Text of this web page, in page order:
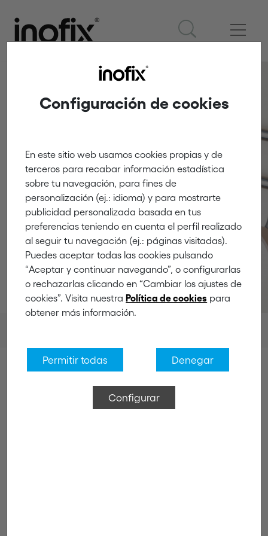
Configuración de cookies
En este sitio web usamos cookies propias y de
terceros para recabar información estadística
sobre tu navegación, para fines de
personalización (ej.: idioma) y para mostrarte
publicidad personalizada basada en tus
preferencias teniendo en cuenta el perfil realizado
al seguir tu navegación (ej.: páginas visitadas).
Puedes aceptar todas las cookies pulsando
“Aceptar y continuar navegando”, o configurarlas
o rechazarlas clicando en “Cambiar los ajustes de
cookies”. Visita nuestraPolítica de cookies para
obtener más información.
Permitir todas Denegar
Configurar
Colgadores
Innovación y creatividad
Colgadores sobrepuerta